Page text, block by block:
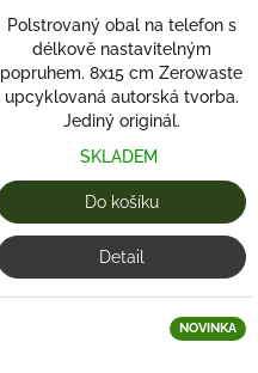
Polstrovaný obal na telefon s
délkově nastavitelným
popruhem. 8x15 cm Zerowaste
upcyklovaná autorská tvorba.
Jediný originál.
SKLADEM
Do košíku
Detail
NOVINKA